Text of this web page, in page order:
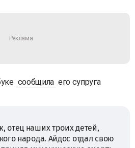
сообщила его супруга
наших троих детей,
народа. Айдос отдал свою